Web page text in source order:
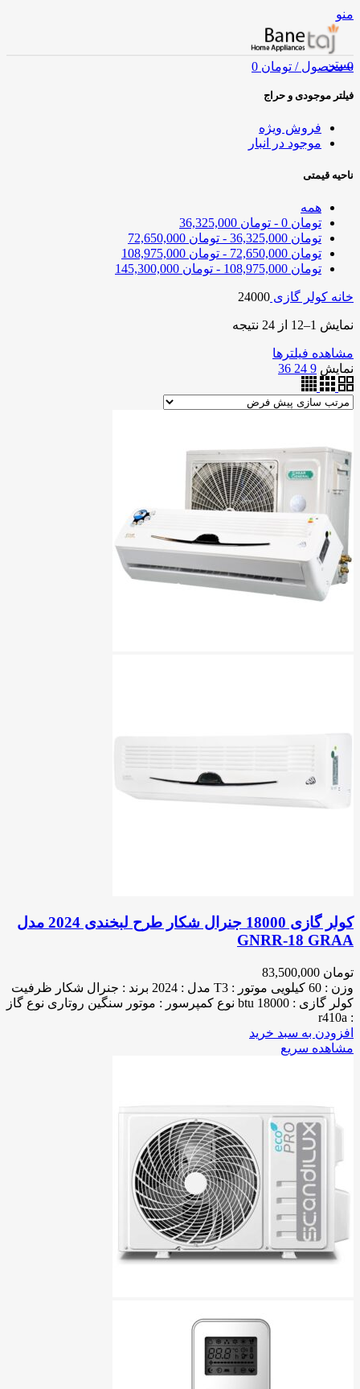
منو
0 محصول / تومان بستن
فیلتر موجودی و حراج
فروش ویژه
موجود در انبار
ناحیه قیمتی
همه
تومان
- تومان
تومان
- تومان
تومان
- تومان
تومان
- تومان
خانه کولر گازی 24000
نمایش 1–12 از 24 نتیجه
مشاهده فیلترها
نمایش 9
24
36
کولر گازی 18000 جنرال شکار طرح لبخندی 2024 مدل
GNRR-18 GRAA
تومان
وزن : 60 کیلویی موتور : T3 مدل : 2024 برند : جنرال شکار ظرفیت
کولر گازی : 18000 btu نوع کمپرسور : موتور سنگین روتاری نوع گاز
: r410a
افزودن به سبد خرید
مشاهده سریع